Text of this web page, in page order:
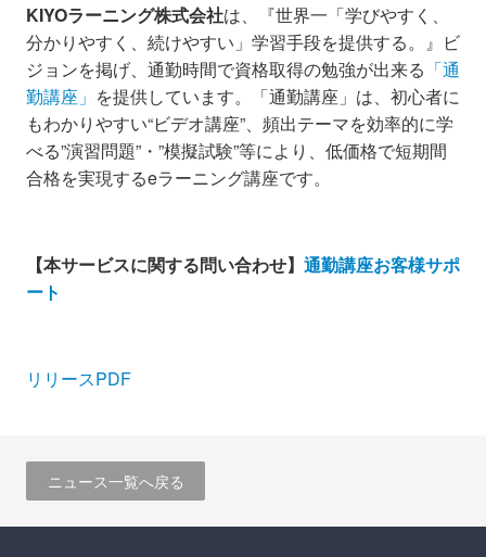
KIYOラーニング株式会社は、『世界一「学びやすく、
分かりやすく、続けやすい」学習手段を提供する。』ビ
ジョンを掲げ、通勤時間で資格取得の勉強が出来る 「通
勤講座」 を提供しています。「通勤講座」は、初心者に
もわかりやすい“ビデオ講座”、頻出テーマを効率的に学
べる”演習問題”・”模擬試験”等により、低価格で短期間
合格を実現するeラーニング講座です。
【本サービスに関する問い合わせ】 通勤講座お客様サポ
ート
リリースPDF
ニュース一覧へ戻る